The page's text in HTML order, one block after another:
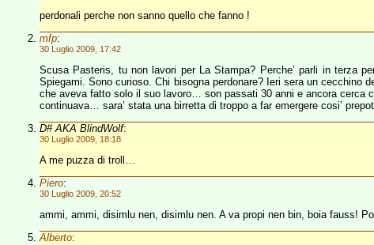
perdonali perche non sanno quello che fanno !
mfp:
30 Luglio 2009, 17:42
Scusa Pasteris, tu non lavori per La Stampa? Perche’ parli in terza
Spiegami. Sono curioso. Chi bisogna perdonare? Ieri sera un cecchino
che aveva fatto solo il suo lavoro… son passati 30 anni e ancora cerca
continuava… sara’ stata una birretta di troppo a far emergere cosi’
D# AKA BlindWolf:
30 Luglio 2009, 18:18
A me puzza di troll…
Piero:
30 Luglio 2009, 20:52
ammi, ammi, disimlu nen, disimlu nen. A va propi nen bin, boia fauss!
Alberto: